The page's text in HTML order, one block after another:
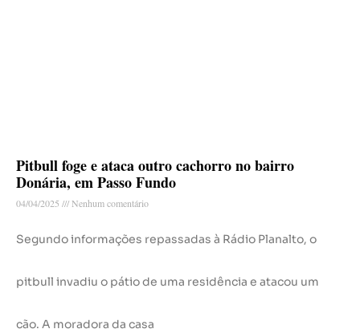
Pitbull foge e ataca outro cachorro no bairro
Donária, em Passo Fundo
04/04/2025 Nenhum comentário
Segundo informações repassadas à Rádio Planalto, o
pitbull invadiu o pátio de uma residência e atacou um
cão. A moradora da casa